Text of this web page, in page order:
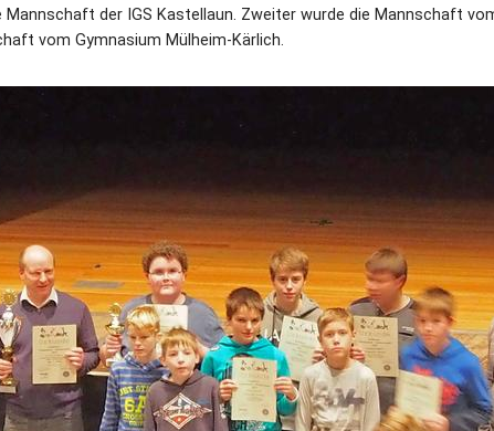
der IGS Kastellaun. Zweiter wurde die Mannschaft
vom Gymnasium Mülheim-Kärlich.